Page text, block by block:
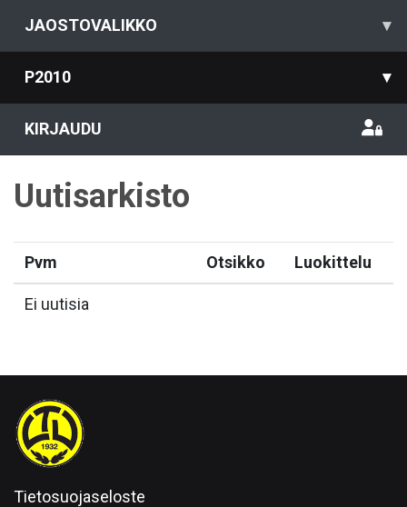
JAOSTOVALIKKO ▾
P2010 ▾
KIRJAUDU
Uutisarkisto
Pvm Otsikko Luokittelu
Ei uutisia
Tietosuojaseloste